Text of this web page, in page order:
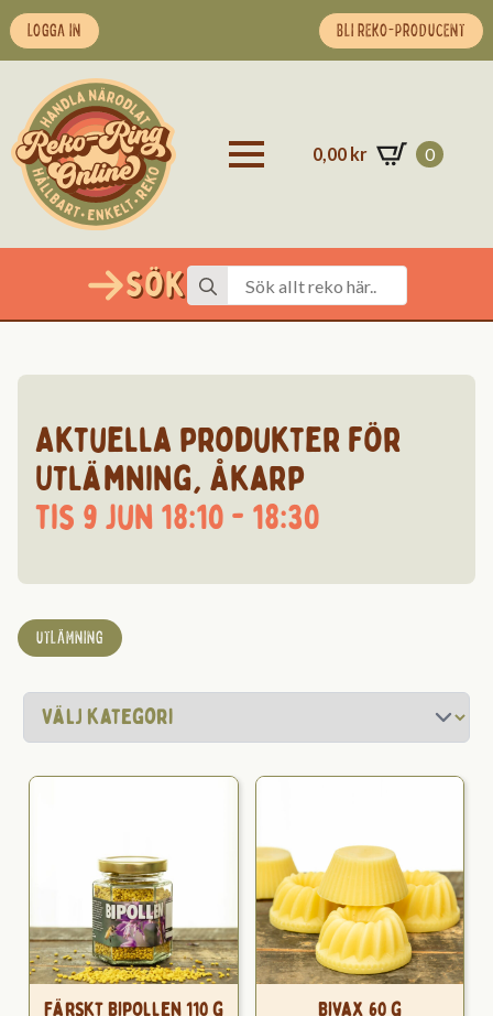
LOGGA IN BLI REKO-PRODUCENT
0,00 kr 0
Sök Search
for:
Aktuella produkter för
Utlämning, Åkarp
tis 9 jun 18:10 - 18:30
UTLÄMNING
Färskt Bipollen 110 g Bivax 60 g